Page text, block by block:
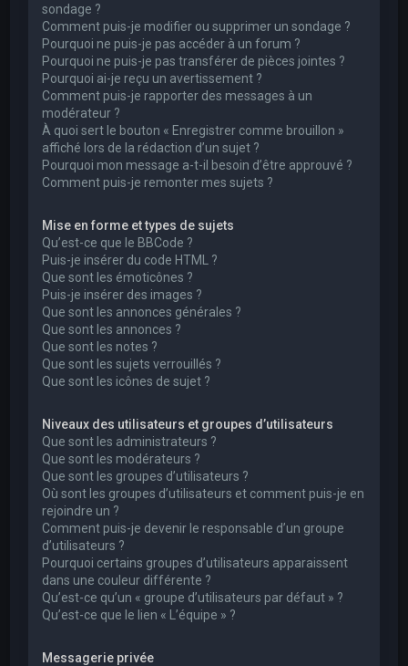
sondage ?
Comment puis-je modifier ou supprimer un sondage ?
Pourquoi ne puis-je pas accéder à un forum ?
Pourquoi ne puis-je pas transférer de pièces jointes ?
Pourquoi ai-je reçu un avertissement ?
Comment puis-je rapporter des messages à un
modérateur ?
À quoi sert le bouton « Enregistrer comme brouillon »
affiché lors de la rédaction d’un sujet ?
Pourquoi mon message a-t-il besoin d’être approuvé ?
Comment puis-je remonter mes sujets ?
Mise en forme et types de sujets
Qu’est-ce que le BBCode ?
Puis-je insérer du code HTML ?
Que sont les émoticônes ?
Puis-je insérer des images ?
Que sont les annonces générales ?
Que sont les annonces ?
Que sont les notes ?
Que sont les sujets verrouillés ?
Que sont les icônes de sujet ?
Niveaux des utilisateurs et groupes d’utilisateurs
Que sont les administrateurs ?
Que sont les modérateurs ?
Que sont les groupes d’utilisateurs ?
Où sont les groupes d’utilisateurs et comment puis-je en
rejoindre un ?
Comment puis-je devenir le responsable d’un groupe
d’utilisateurs ?
Pourquoi certains groupes d’utilisateurs apparaissent
dans une couleur différente ?
Qu’est-ce qu’un « groupe d’utilisateurs par défaut » ?
Qu’est-ce que le lien « L’équipe » ?
Messagerie privée